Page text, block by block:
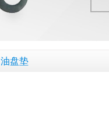
油盘垫